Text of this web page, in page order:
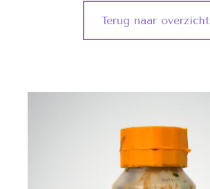
Terug naar overzicht